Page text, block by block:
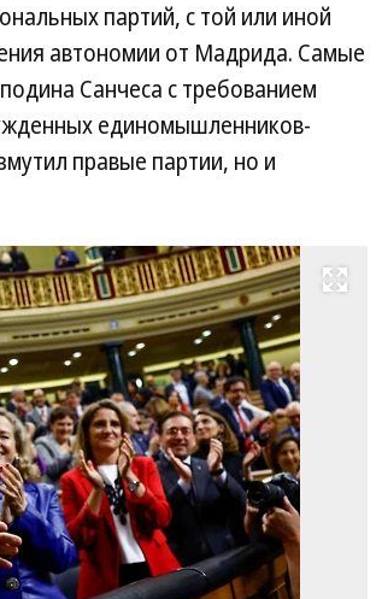
партий, с той или иной
автономии от Мадрида. Самые
Санчеса с требованием
единомышленников-
правые партии, но и
Развернуть на весь экран